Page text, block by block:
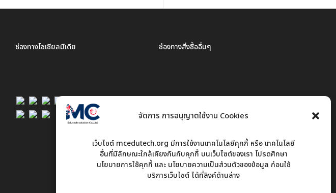
จัดการ การอนุญาตใช้งาน Cookies
เว็บไซต์ mcedutech.org มีการใช้งานเทคโนโลยีคุกกี้ หรือ เทคโนโลยี
อื่นที่มีลักษณะใกล้เคียงกันกับคุกกี้ บนเว็บไซต์ของเรา โปรดศึกษา
นโยบายการใช้คุกกี้ และ นโยบายความเป็นส่วนตัวของข้อมูล ก่อนใช้
บริการเว็บไซต์ ได้ที่ลิงค์ด้านล่าง
ช่องทางโซเชียลมีเดีย ช่องทางสั่งซื้ออื่นๆ